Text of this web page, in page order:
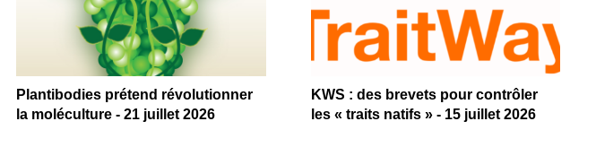
Plantibodies prétend révolutionner
la moléculture - 21 juillet 2026
KWS : des brevets pour contrôler
les « traits natifs » - 15 juillet 2026